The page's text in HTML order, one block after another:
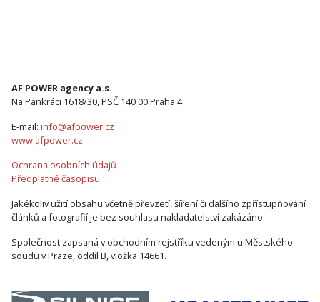
AF POWER agency a.s.
Na Pankráci 1618/30, PSČ 140 00 Praha 4
E-mail: info@afpower.cz
www.afpower.cz
Ochrana osobních údajů
Předplatné časopisu
Jakékoliv užití obsahu včetně převzetí, šíření či dalšího zpřístupňování
článků a fotografií je bez souhlasu nakladatelství zakázáno.
Společnost zapsaná v obchodním rejstříku vedeným u Městského
soudu v Praze, oddíl B, vložka 14661.